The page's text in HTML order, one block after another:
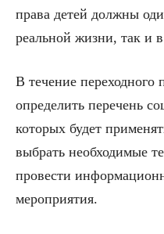
права детей должны
реальной жизни, так и
В течение переходного
определить перечень
которых будет
выбрать необходимые
провести
мероприятия.